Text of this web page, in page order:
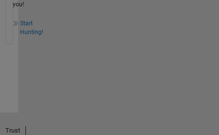
you!
Start
Hunting!
Trust